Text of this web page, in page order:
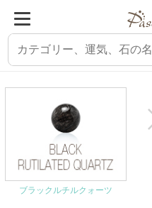
パスクル 組み合わせ・相性チェック
ブラックルチルクォーツ